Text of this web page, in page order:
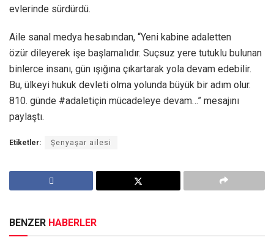
evlerinde sürdürdü.
Aile sanal medya hesabından, “Yeni kabine adaletten
özür dileyerek işe başlamalıdır. Suçsuz yere tutuklu bulunan
binlerce insanı, gün ışığına çıkartarak yola devam edebilir.
Bu, ülkeyi hukuk devleti olma yolunda büyük bir adım olur.
810. günde #adaletiçin mücadeleye devam…” mesajını
paylaştı.
Etiketler: Şenyaşar ailesi
BENZER HABERLER